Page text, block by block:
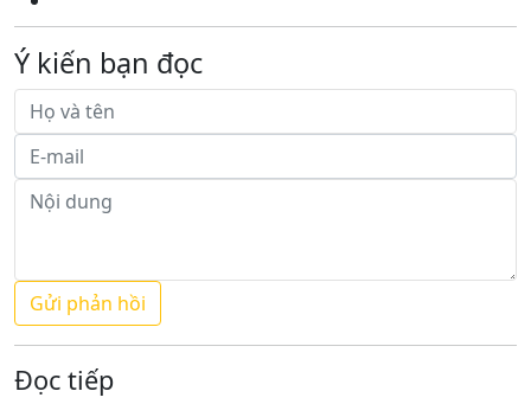
Ý kiến bạn đọc
Đọc tiếp